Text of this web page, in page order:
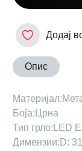
Додај
Опис
Боја:Црна
Тип грло:LED
Димензии:D: